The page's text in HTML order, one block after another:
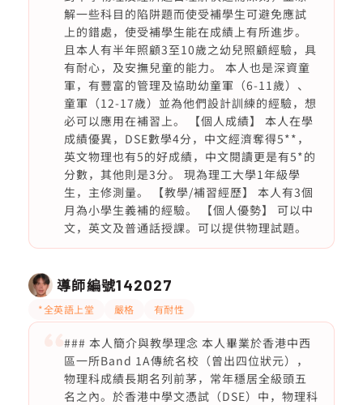
解一些科目的陷阱題而使受補學生可避免應試
上的錯處，使受補學生能在成績上有所進步。
且本人有半年照顧3至10歲之幼兒照顧經驗，具
有耐心，及安撫兒童的能力。 本人也是深資童
軍，有豐富的管理及協助幼童軍（6-11歲）、
童軍（12-17歲）並為他們設計訓練的經驗，想
必可以應用在補習上。 【個人成績】 本人在學
成績優異，DSE數學4分，中文經濟奪得5**，
英文物理也有5的好成績，中文閱讀更是有5*的
分數，其他則是3分。 現為理工大學1年級學
生，主修測量。 【教學/補習經歷】 本人有3個
月為小學生義補的經驗。 【個人優勢】 可以中
文，英文及普通話授課。可以提供物理試題。
導師編號142027
*全英語上堂 嚴格 有耐性
### 本人簡介與教學理念 本人畢業於香港中西
區一所Band 1A傳統名校（曾出四位狀元），
物理科成績長期名列前茅，常年穩居全級頭五
名之內。於香港中學文憑試（DSE）中，物理科